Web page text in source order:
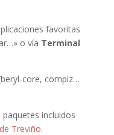
favoritas
o vía Terminal
core, compiz…
incluidos
Treviño.